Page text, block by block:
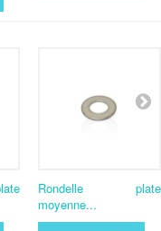
Rondelle plate
moyenne...